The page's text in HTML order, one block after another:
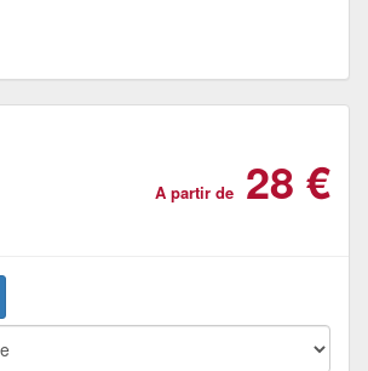
A partir de 28 €